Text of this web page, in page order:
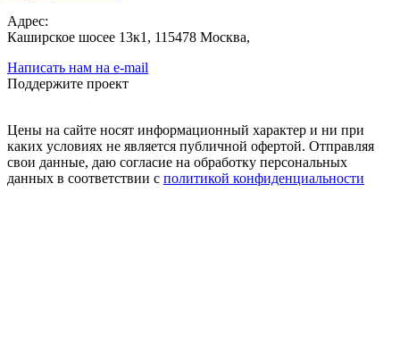
Адрес:
Каширское шосее 13к1, 115478 Москва,
Написать нам на e-mail
Поддержите проект
Цены на сайте носят информационный характер и ни при
каких условиях не является публичной офертой. Отправляя
свои данные, даю согласие на обработку персональных
данных в соответствии с политикой конфиденциальности